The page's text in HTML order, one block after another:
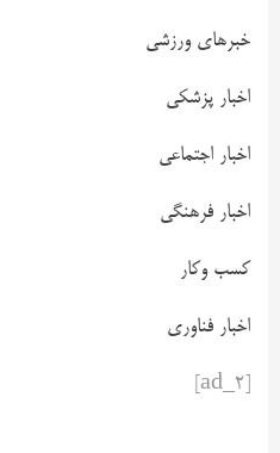
خبرهای ورزشی
اخبار پزشکی
اخبار اجتماعی
اخبار فرهنگی
کسب وکار
اخبار فناوری